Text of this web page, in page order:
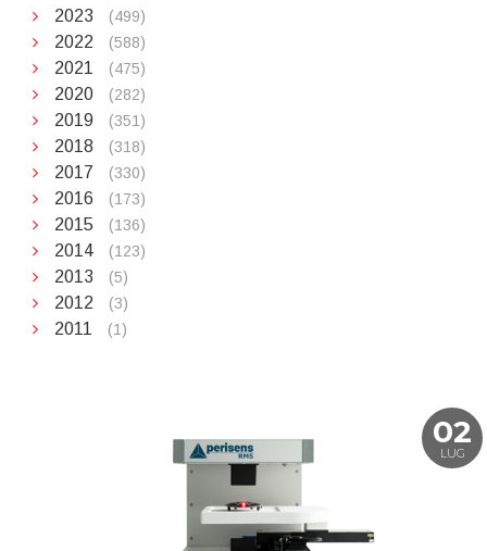
2023 (499)
2022 (588)
2021 (475)
2020 (282)
2019 (351)
2018 (318)
2017 (330)
2016 (173)
2015 (136)
2014 (123)
2013 (5)
2012 (3)
2011 (1)
02
LUG